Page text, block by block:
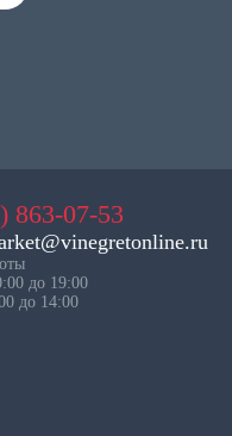
863-07-53
до 19:00
до 14:00